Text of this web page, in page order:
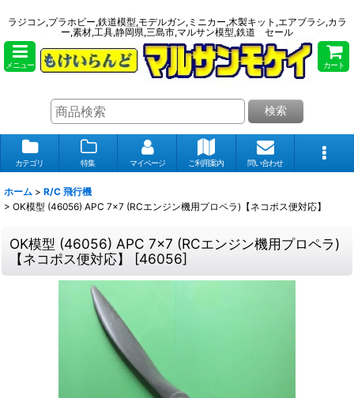
ラジコン,プラホビー,鉄道模型,モデルガン,ミニカー,木製キット,エアブラシ,カラ
ー,素材,工具,静岡県,三島市,マルサン模型,鉄道 セール
メニュー カート
検索
カテゴリ 特集 マイページ ご利用案内 問い合わせ
ホーム > R/C 飛行機
> OK模型 (46056) APC 7x7 (RCエンジン機用プロペラ)【ネコポス便対応】
OK模型 (46056) APC 7x7 (RCエンジン機用プロペラ)
【ネコポス便対応】 [46056]